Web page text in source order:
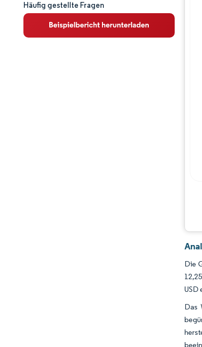
Marktanalyse
Trends und Einblicke
Häufig gestellte Fragen
Die
USD
Das